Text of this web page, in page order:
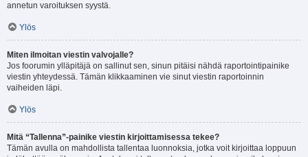
annetun varoituksen syystä.
Ylös
Miten ilmoitan viestin valvojalle?
Jos foorumin ylläpitäjä on sallinut sen, sinun pitäisi nähdä raportointipainike
viestin yhteydessä. Tämän klikkaaminen vie sinut viestin raportoinnin
vaiheiden läpi.
Ylös
Mitä “Tallenna”-painike viestin kirjoittamisessa tekee?
Tämän avulla on mahdollista tallentaa luonnoksia, jotka voit kirjoittaa loppuun